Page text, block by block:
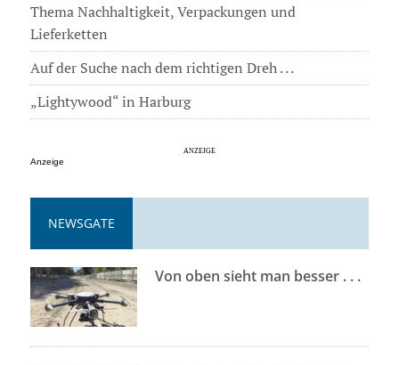
Thema Nachhaltigkeit, Verpackungen und
Lieferketten
Auf der Suche nach dem richtigen Dreh . . .
„Lightywood“ in Harburg
Anzeige
NEWSGATE
Von oben sieht man besser . . .